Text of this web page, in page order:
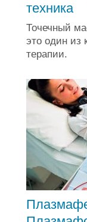
техника
Точечный
это один из
терапии.